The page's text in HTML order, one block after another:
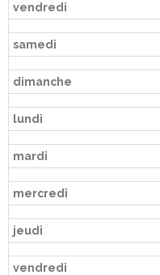
Contact
vendredi
samedi
dimanche
lundi
mardi
mercredi
jeudi
vendredi